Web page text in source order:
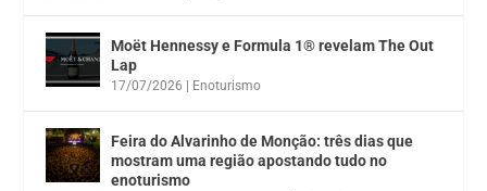
Moët Hennessy e Formula 1® revelam The Out
Lap
17/07/2026 Enoturismo
Feira do Alvarinho de Monção: três dias que
mostram uma região apostando tudo no
enoturismo